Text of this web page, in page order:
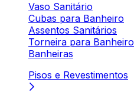
Vaso Sanitário
Cubas para Banheiro
Assentos Sanitários
Torneira para Banheiro
Banheiras
Pisos e Revestimentos